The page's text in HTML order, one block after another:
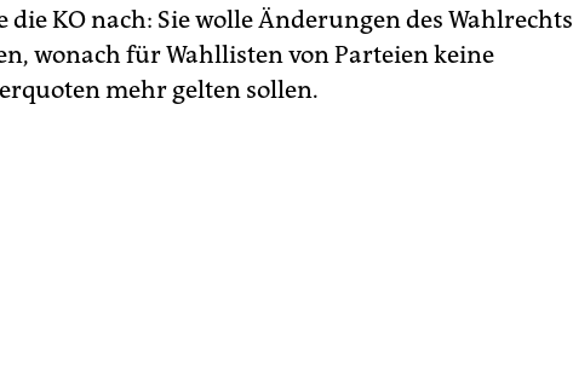
die KO nach: Sie wolle Änderungen des Wahlrechts
wonach für Wahllisten von Parteien keine
mehr gelten sollen.